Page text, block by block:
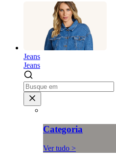
Jeans
Jeans
Categoria
Ver tudo >